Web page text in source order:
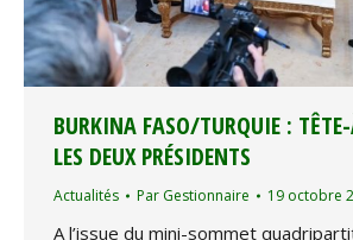
BURKINA FASO/TURQUIE :
LES DEUX PRÉSIDENTS
Actualités Par Gestionnaire 19 octobre
A l’issue du mini-sommet